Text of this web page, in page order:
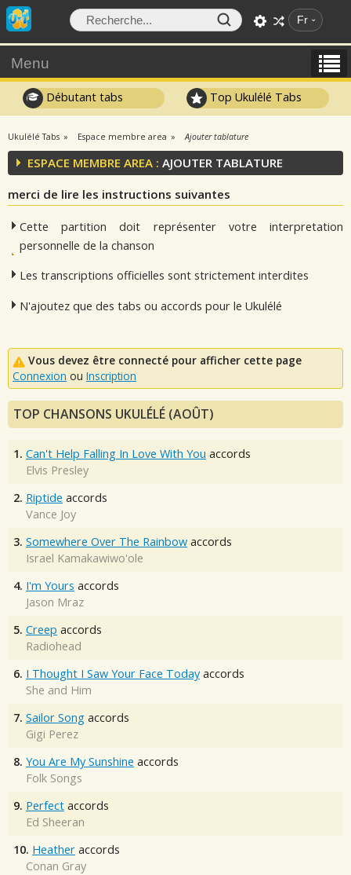
Fr
Menu
Débutant tabs Top Ukulélé Tabs
Ukulélé Tabs Espace membre area Ajouter tablature
ESPACE MEMBRE AREA : AJOUTER TABLATURE
merci de lire les instructions suivantes
Cette partition doit représenter votre interpretation
personnelle de la chanson
Les transcriptions officielles sont strictement interdites
N'ajoutez que des tabs ou accords pour le Ukulélé
Vous devez être connecté pour afficher cette page
Connexion ou Inscription
TOP CHANSONS UKULÉLÉ (AOÛT)
1. Can't Help Falling In Love With You accords
Elvis Presley
2. Riptide accords
Vance Joy
3. Somewhere Over The Rainbow accords
Israel Kamakawiwo'ole
4. I'm Yours accords
Jason Mraz
5. Creep accords
Radiohead
6. I Thought I Saw Your Face Today accords
She and Him
7. Sailor Song accords
Gigi Perez
8. You Are My Sunshine accords
Folk Songs
9. Perfect accords
Ed Sheeran
10. Heather accords
Conan Gray